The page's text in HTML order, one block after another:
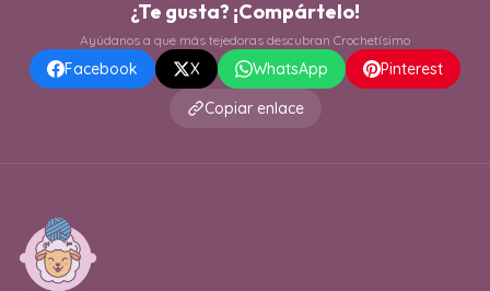
¿Te gusta? ¡Compártelo!
Ayúdanos a que más tejedoras descubran Crochetísimo
Facebook X WhatsApp
Pinterest
Copiar enlace